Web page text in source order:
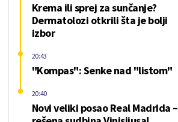
Krema ili sprej za sunčanje?
Dermatolozi otkrili šta je bolji
izbor
"Kompas": Senke nad "listom"
20:43
Novi veliki posao Real Madrida –
20:40